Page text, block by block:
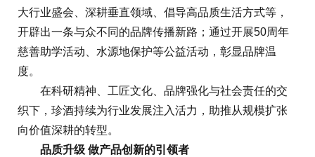
大行业盛会、深耕垂直领域、倡导高品质生活方式等，
开辟出一条与众不同的品牌传播新路；通过开展50周年
慈善助学活动、水源地保护等公益活动，彰显品牌温
度。
在科研精神、工匠文化、品牌强化与社会责任的交
织下，珍酒持续为行业发展注入活力，助推从规模扩张
向价值深耕的转型。
品质升级 做产品创新的引领者